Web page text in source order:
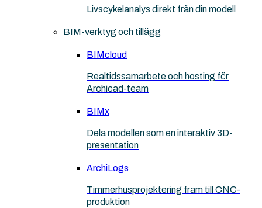
Livscykelanalys direkt från din modell
BIM-verktyg och tillägg
BIMcloud
Realtidssamarbete och hosting för
Archicad-team
BIMx
Dela modellen som en interaktiv 3D-
presentation
ArchiLogs
Timmerhusprojektering fram till CNC-
produktion